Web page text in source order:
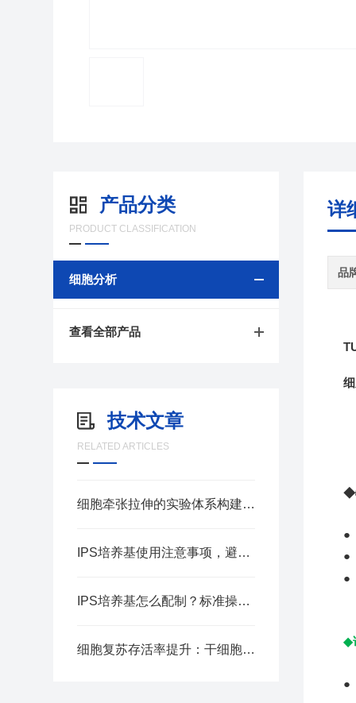
产品分类
PRODUCT CLASSIFICATION
细胞分析
查看全部产品
技术文章
RELATED ARTICLES
细胞牵张拉伸的实验体系构建要点
IPS培养基使用注意事项，避免菌落检测误差
IPS培养基怎么配制？标准操作步骤汇总
细胞复苏存活率提升：干细胞冻存液应用实操指南
详
品
◆
●
◆
●